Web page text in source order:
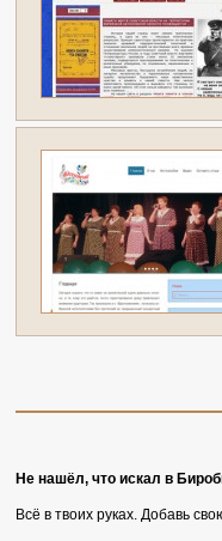
Не нашёл, что искал в
Всё в твоих руках. Добавь